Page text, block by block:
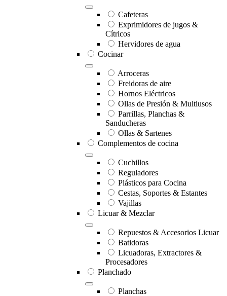
Cafeteras
Exprimidores de jugos &
Cítricos
Hervidores de agua
Cocinar
Arroceras
Freidoras de aire
Hornos Eléctricos
Ollas de Presión & Multiusos
Parrillas, Planchas &
Sanducheras
Ollas & Sartenes
Complementos de cocina
Cuchillos
Reguladores
Plásticos para Cocina
Cestas, Soportes & Estantes
Vajillas
Licuar & Mezclar
Repuestos & Accesorios Licuar
Batidoras
Licuadoras, Extractores &
Procesadores
Planchado
Planchas